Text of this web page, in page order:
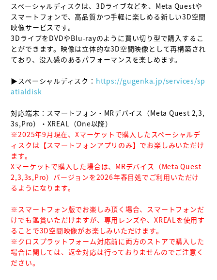
スペーシャルディスクは、3Dライブなどを、Meta Questや
スマートフォンで、高品質かつ手軽に楽しめる新しい3D空間
映像サービスです。
3DライブをDVDやBlu-rayのように買い切り型で購入するこ
とができます。映像は立体的な3D空間映像として再構築され
ており、没入感のあるパフォーマンスを楽しめます。
▶スペーシャルディスク： https://gugenka.jp/services/sp
atialdisk
対応端末：スマートフォン・MRデバイス（Meta Quest 2,3,
※2025年9月現在、Xマーケットで購入したスペーシャルデ
ィスクは【スマートフォンアプリのみ】でお楽しみいただけ
ます。
Xマーケットで購入した場合は、MRデバイス（Meta Quest
2,3,3s,Pro）バージョンを2026年春目処でご利用いただけ
るようになります。
※スマートフォン版でお楽しみ頂く場合、スマートフォンだ
けでも鑑賞いただけますが、専用レンズや、XREALを使用す
ることで3D空間映像がお楽しみいただけます。
※クロスプラットフォーム対応前に両方のストアで購入した
場合に関しては、返金対応は行っておりませんのでご注意く
ださい。